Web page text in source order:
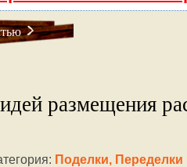
размещения
Поделки, Переделки